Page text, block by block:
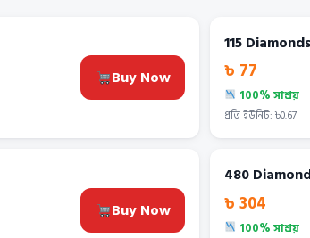
Buy Now
115 Diamonds
৳ 77
100% সাশ্রয়
প্রতি ইউনিট: ৳0.67
Buy Now
480
৳ 304
100% সাশ্রয়